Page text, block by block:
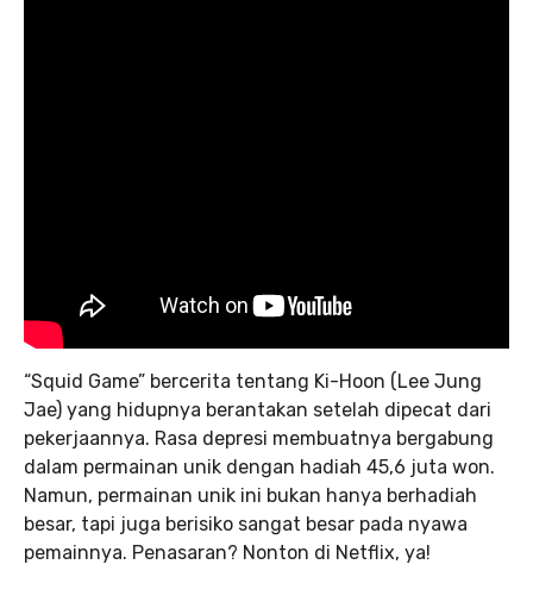
“Squid Game” bercerita tentang Ki-Hoon (Lee Jung
Jae) yang hidupnya berantakan setelah dipecat dari
pekerjaannya. Rasa depresi membuatnya bergabung
dalam permainan unik dengan hadiah 45,6 juta won.
Namun, permainan unik ini bukan hanya berhadiah
besar, tapi juga berisiko sangat besar pada nyawa
pemainnya. Penasaran? Nonton di Netflix, ya!